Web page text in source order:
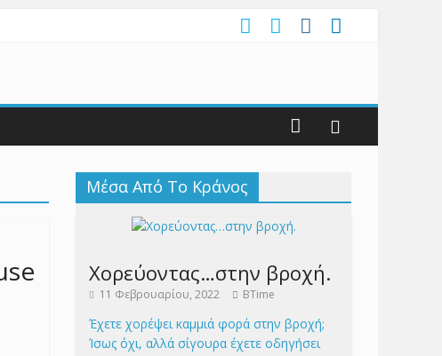
Μέσα Από Το Κράνος
Χορεύοντας…στην βροχή.
11 Φεβρουαρίου, 2022 BTime
Έχετε χορέψει καμμιά φορά στην βροχή;
Ίσως όχι, αλλά σίγουρα έχετε οδηγήσει